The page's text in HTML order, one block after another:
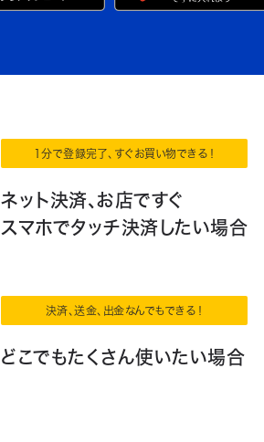
1分で登録完了、すぐお買い物できる！
ネット決済、お店ですぐ
スマホでタッチ決済したい場合
決済、送金、出金なんでもできる！
どこでもたくさん使いたい場合